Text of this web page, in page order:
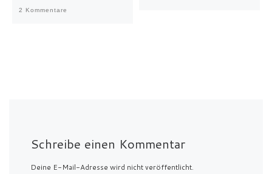
2 Kommentare
Schreibe einen Kommentar
Deine E-Mail-Adresse wird nicht veröffentlicht.